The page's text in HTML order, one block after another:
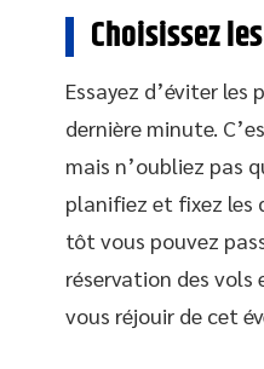
Choisissez
Essayez d’éviter
dernière minute.
mais n’oubliez pas
planifiez et fixez les
tôt vous pouvez
réservation des
vous réjouir de cet